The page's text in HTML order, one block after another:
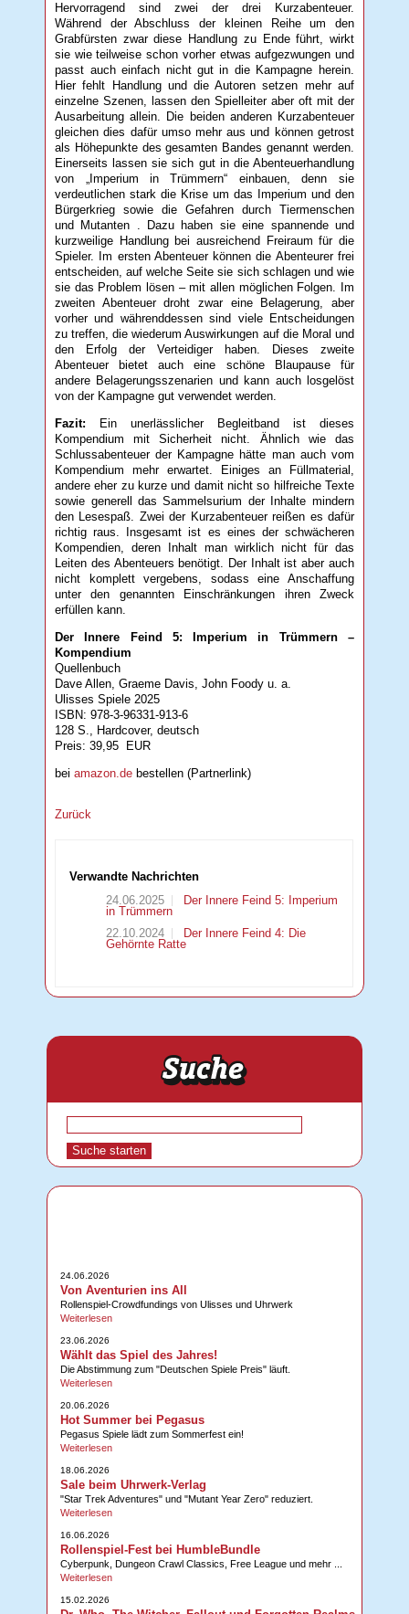
Hervorragend sind zwei der drei Kurzabenteuer.
Während der Abschluss der kleinen Reihe um den
Grabfürsten zwar diese Handlung zu Ende führt, wirkt
sie wie teilweise schon vorher etwas aufgezwungen und
passt auch einfach nicht gut in die Kampagne herein.
Hier fehlt Handlung und die Autoren setzen mehr auf
einzelne Szenen, lassen den Spielleiter aber oft mit der
Ausarbeitung allein. Die beiden anderen Kurzabenteuer
gleichen dies dafür umso mehr aus und können getrost
als Höhepunkte des gesamten Bandes genannt werden.
Einerseits lassen sie sich gut in die Abenteuerhandlung
von „Imperium in Trümmern“ einbauen, denn sie
verdeutlichen stark die Krise um das Imperium und den
Bürgerkrieg sowie die Gefahren durch Tiermenschen
und Mutanten . Dazu haben sie eine spannende und
kurzweilige Handlung bei ausreichend Freiraum für die
Spieler. Im ersten Abenteuer können die Abenteurer frei
entscheiden, auf welche Seite sie sich schlagen und wie
sie das Problem lösen – mit allen möglichen Folgen. Im
zweiten Abenteuer droht zwar eine Belagerung, aber
vorher und währenddessen sind viele Entscheidungen
zu treffen, die wiederum Auswirkungen auf die Moral und
den Erfolg der Verteidiger haben. Dieses zweite
Abenteuer bietet auch eine schöne Blaupause für
andere Belagerungsszenarien und kann auch losgelöst
von der Kampagne gut verwendet werden.
Fazit:
Ein unerlässlicher Begleitband ist dieses
Kompendium mit Sicherheit nicht. Ähnlich wie das
Schlussabenteuer der Kampagne hätte man auch vom
Kompendium mehr erwartet. Einiges an Füllmaterial,
andere eher zu kurze und damit nicht so hilfreiche Texte
sowie generell das Sammelsurium der Inhalte mindern
den Lesespaß. Zwei der Kurzabenteuer reißen es dafür
richtig raus. Insgesamt ist es eines der schwächeren
Kompendien, deren Inhalt man wirklich nicht für das
Leiten des Abenteuers benötigt. Der Inhalt ist aber auch
nicht komplett vergebens, sodass eine Anschaffung
unter den genannten Einschränkungen ihren Zweck
erfüllen kann.
Der Innere Feind 5: Imperium in Trümmern –
Kompendium
Quellenbuch
Dave Allen, Graeme Davis, John Foody u. a.
Ulisses Spiele 2025
ISBN: 978-3-96331-913-6
128 S., Hardcover, deutsch
Preis: 39,95 EUR
beiamazon.de bestellen (Partnerlink)
Zurück
Verwandte Nachrichten
24.06.2025
Der Innere Feind 5: Imperium
in Trümmern
22.10.2024
Der Innere Feind 4: Die
Gehörnte Ratte
24.06.2026
Von Aventurien ins All
Rollenspiel-Crowdfundings von Ulisses und Uhrwerk
Weiterlesen
23.06.2026
Wählt das Spiel des Jahres!
Die Abstimmung zum "Deutschen Spiele Preis" läuft.
Weiterlesen
20.06.2026
Hot Summer bei Pegasus
Pegasus Spiele lädt zum Sommerfest ein!
Weiterlesen
18.06.2026
Sale beim Uhrwerk-Verlag
"Star Trek Adventures" und "Mutant Year Zero" reduziert.
Weiterlesen
16.06.2026
Rollenspiel-Fest bei HumbleBundle
Cyberpunk, Dungeon Crawl Classics, Free League und mehr ...
Weiterlesen
15.02.2026